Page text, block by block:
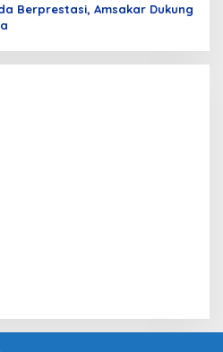
Berprestasi, Amsakar Dukung